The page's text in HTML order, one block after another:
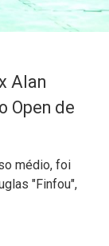
Alan
Open de
médio, foi
"Finfou",